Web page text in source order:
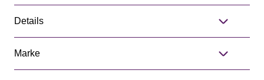
Details
Marke